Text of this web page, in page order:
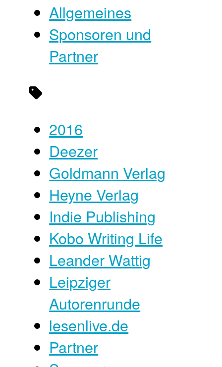
Allgemeines
Sponsoren und
Partner
2016
Deezer
Goldmann Verlag
Heyne Verlag
Indie Publishing
Kobo Writing Life
Leander Wattig
Leipziger
Autorenrunde
lesenlive.de
Partner